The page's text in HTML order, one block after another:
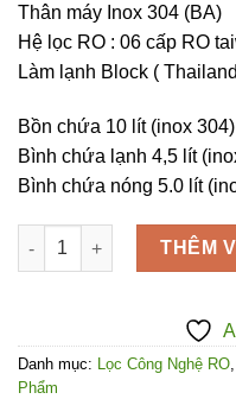
Thân máy Inox 304 (BA)
Hệ lọc RO : 06 cấp RO
Làm lạnh Block (
Bồn chứa 10 lít (inox
Bình chứa lạnh 4,5 lít
Bình chứa nóng 5.0 lít
Máy Lọc Nước 4 Vòi
THÊM
Danh mục: Lọc Công Nghệ RO,
Phẩm